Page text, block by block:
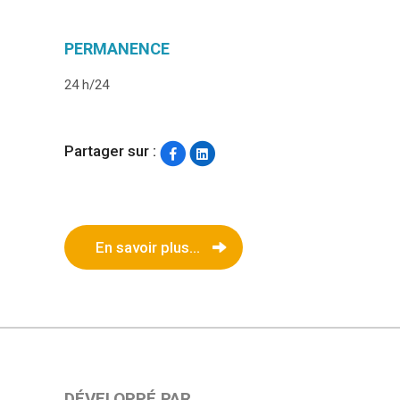
PERMANENCE
24 h/24
Partager sur :
En savoir plus...